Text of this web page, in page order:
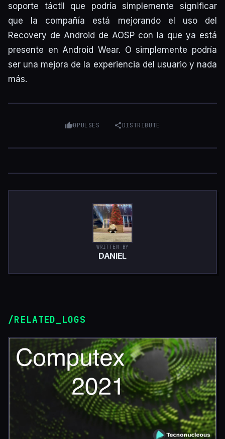
soporte táctil que podría simplemente significar
que la compañía está mejorando el uso del
Recovery de Android de AOSP con la que ya está
presente en Android Wear. O simplemente podría
ser una mejora de la experiencia del usuario y nada
más.
0PULSES DISTRIBUTE
WRITTEN BY
DANIEL
/RELATED_LOGS